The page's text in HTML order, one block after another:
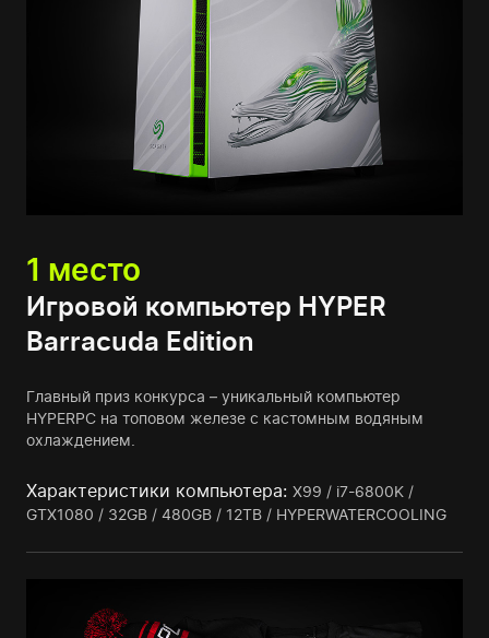
1 место
Игровой компьютер HYPER
Barracuda Edition
Главный приз конкурса – уникальный компьютер
HYPERPC на топовом железе с кастомным водяным
охлаждением.
Характеристики компьютера: X99 / i7-6800K /
GTX1080 / 32GB / 480GB / 12TB / HYPERWATERCOOLING